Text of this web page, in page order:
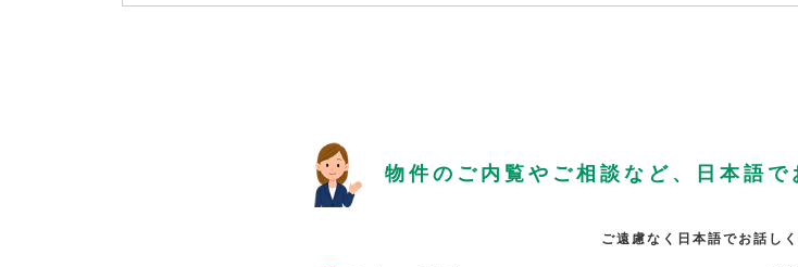
物件のご内覧やご相談など、日本語で
ご遠慮なく日本語でお話しく